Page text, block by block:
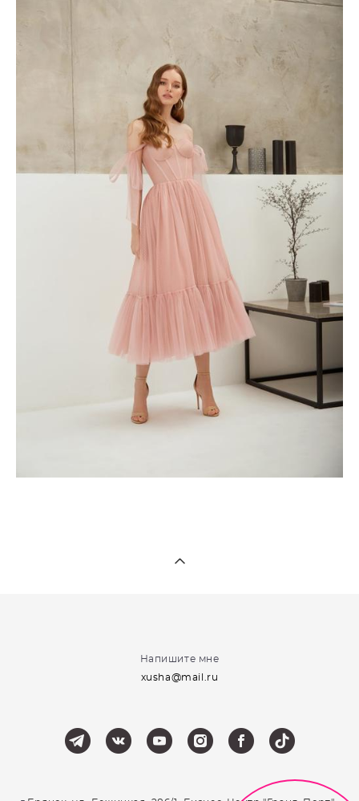
Напишите мне
xusha@mail.ru